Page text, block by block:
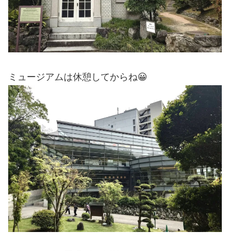
ミュージアムは休憩してからね😀